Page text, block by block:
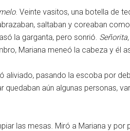
. Veinte vasitos, una botella de
saltaban y coreaban
la garganta, pero sonrió.
Mariana meneó la cabeza y él
aliviado, pasando la escoba por
aún algunas personas,
las mesas. Miró a Mariana y